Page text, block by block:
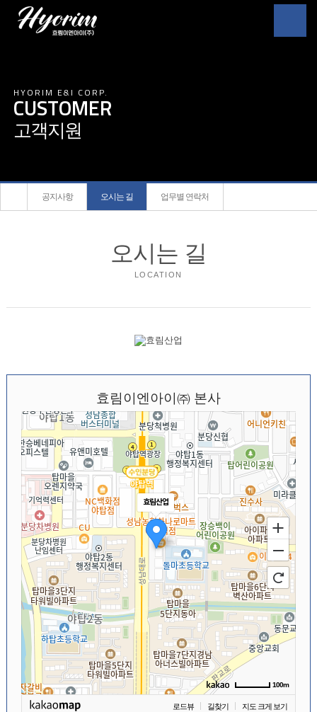
본문으로 바로가기
메뉴 바로가기
HYORIM E&I CORP.
CUSTOMER
고객지원
공지사항 오시는 길 업무별 연락처
오시는 길
LOCATION
효림이엔아이㈜ 본사
효림산업
100m
로드뷰 길찾기 지도 크게 보기